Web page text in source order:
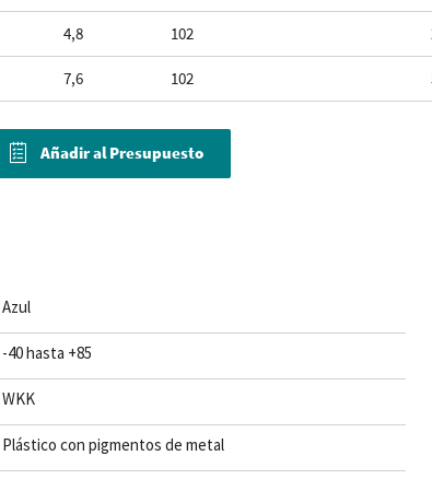
4,8 102
7,6 102
Añadir al Presupuesto
Azul
-40 hasta +85
WKK
Plástico con pigmentos de metal